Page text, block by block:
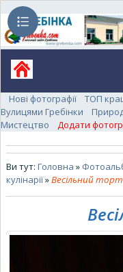
Нові фотографії ТОП
Вулицями Гребінки
Мистецтво
Додати
Ви тут: Головна »
кулінарії»Весільний торт